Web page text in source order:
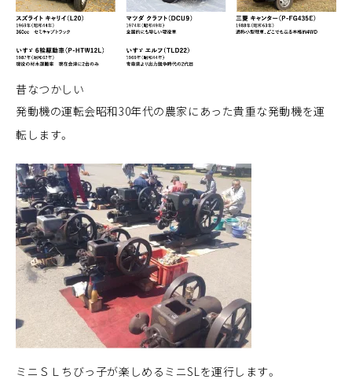
昔なつかしい
発動機の運転会昭和30年代の農家にあった貴重な発動機を運
転します。
ミニＳＬちびっ子が楽しめるミニSLを運行します。